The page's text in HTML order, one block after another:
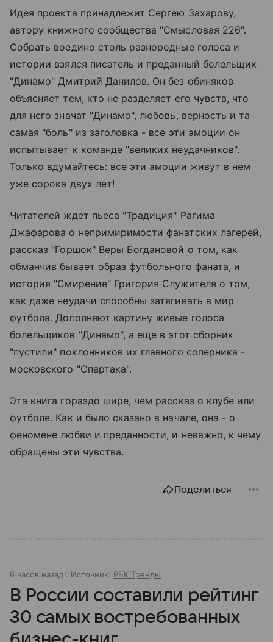
Идея проекта принадлежит Сергею Захарову,
автору книжного сообщества "Смысловая 226".
Собрать воедино столь разнородные голоса и
истории взялся писатель и преданный болельщик
"Динамо" Дмитрий Данилов. Он без обиняков
объясняет тем, кто не разделяет его чувств, что
для него значат "Динамо", любовь, верность и та
самая "боль" из заголовка - все эти эмоции он
испытывает к команде "великих неудачников".
Только вдумайтесь: все эти эмоции живут в нем
уже сорока двух лет!
Читателей ждет пьеса "Традиция" Рагима
Джафарова о непримиримости фанатских лагерей,
рассказ "Горшок" Веры Богдановой о том, как
обманчив бывает образ футбольного фаната, и
история "Смирение" Григория Служителя о том,
как даже неудачи способны затягивать в мир
футбола. Дополняют картину живые голоса
болельщиков "Динамо", а еще в этот сборник
"пустили" поклонников их главного соперника -
московского "Спартака".
Эта книга гораздо шире, чем рассказ о клубе или
футболе. Как и было сказано в начале, она - о
феномене любви и преданности, и неважно, к чему
обращены эти чувства.
Поделиться
6 часов назад Источник: РБК Тренды
В России составили рейтинг
30 самых востребованных